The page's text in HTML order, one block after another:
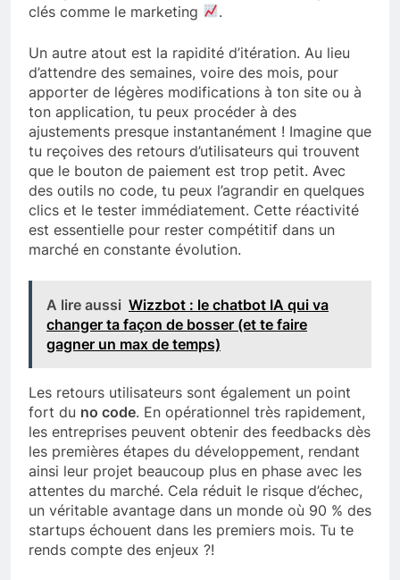
clés comme le marketing
.
Un autre atout est la rapidité d’itération. Au lieu
d’attendre des semaines, voire des mois, pour
apporter de légères modifications à ton site ou à
ton application, tu peux procéder à des
ajustements presque instantanément ! Imagine que
tu reçoives des retours d’utilisateurs qui trouvent
que le bouton de paiement est trop petit. Avec
des outils no code, tu peux l’agrandir en quelques
clics et le tester immédiatement. Cette réactivité
est essentielle pour rester compétitif dans un
marché en constante évolution.
A lire aussi Wizzbot : le chatbot IA qui va
changer ta façon de bosser (et te faire
gagner un max de temps)
Les retours utilisateurs sont également un point
fort du no code. En opérationnel très rapidement,
les entreprises peuvent obtenir des feedbacks dès
les premières étapes du développement, rendant
ainsi leur projet beaucoup plus en phase avec les
attentes du marché. Cela réduit le risque d’échec,
un véritable avantage dans un monde où 90 % des
startups échouent dans les premiers mois. Tu te
rends compte des enjeux ?!